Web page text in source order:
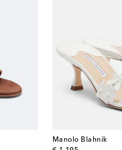
Manolo Blahnik